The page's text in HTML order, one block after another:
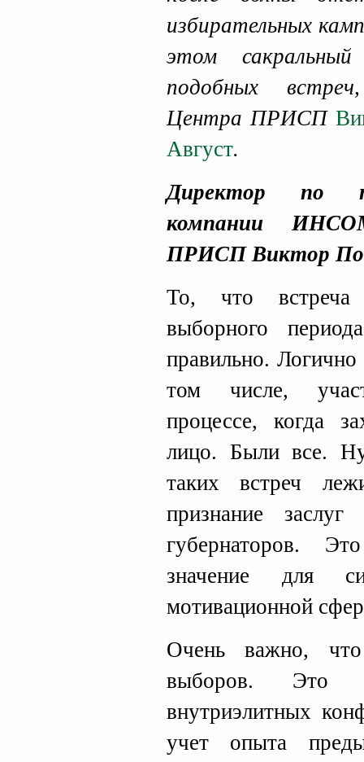
избирательных
этом
подобных
Центра ПРИСП
Август.
Директор по
компании
ПРИСП Виктор
То, что встреча
выборного
правильно.
том числе,
процессе, когда
лицо. Были все.
таких встреч
признание
губернаторов.
значение для
мотивационной
Очень важно,
выборов. Это
внутриэлитных
учет опыта